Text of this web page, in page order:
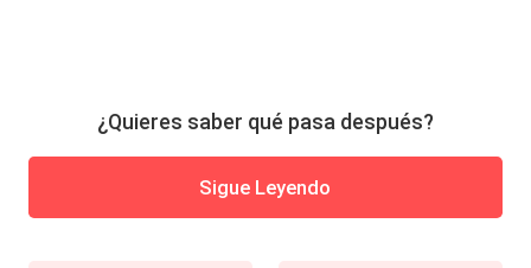
¿Quieres saber qué pasa después?
Sigue Leyendo